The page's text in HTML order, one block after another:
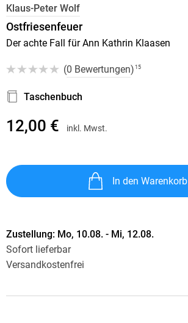
Klaus-Peter Wolf
Ostfriesenfeuer
Der achte Fall für Ann Kathrin Klaasen
(0 Bewertungen) 15
Taschenbuch
12,00 € inkl. Mwst.
In den Warenkorb
Zustellung: Mo, 10.08. - Mi, 12.08.
Sofort lieferbar
Versandkostenfrei